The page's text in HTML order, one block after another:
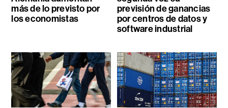
más de lo previsto por
los economistas
previsión de ganancias
por centros de datos y
software industrial